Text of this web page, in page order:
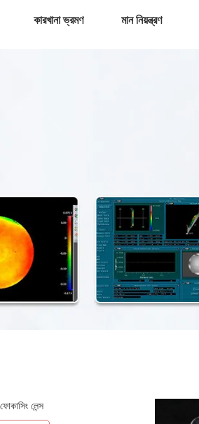
কারখানা ভ্রমণ মান নিয়ন্ত্রণ
লেন্স